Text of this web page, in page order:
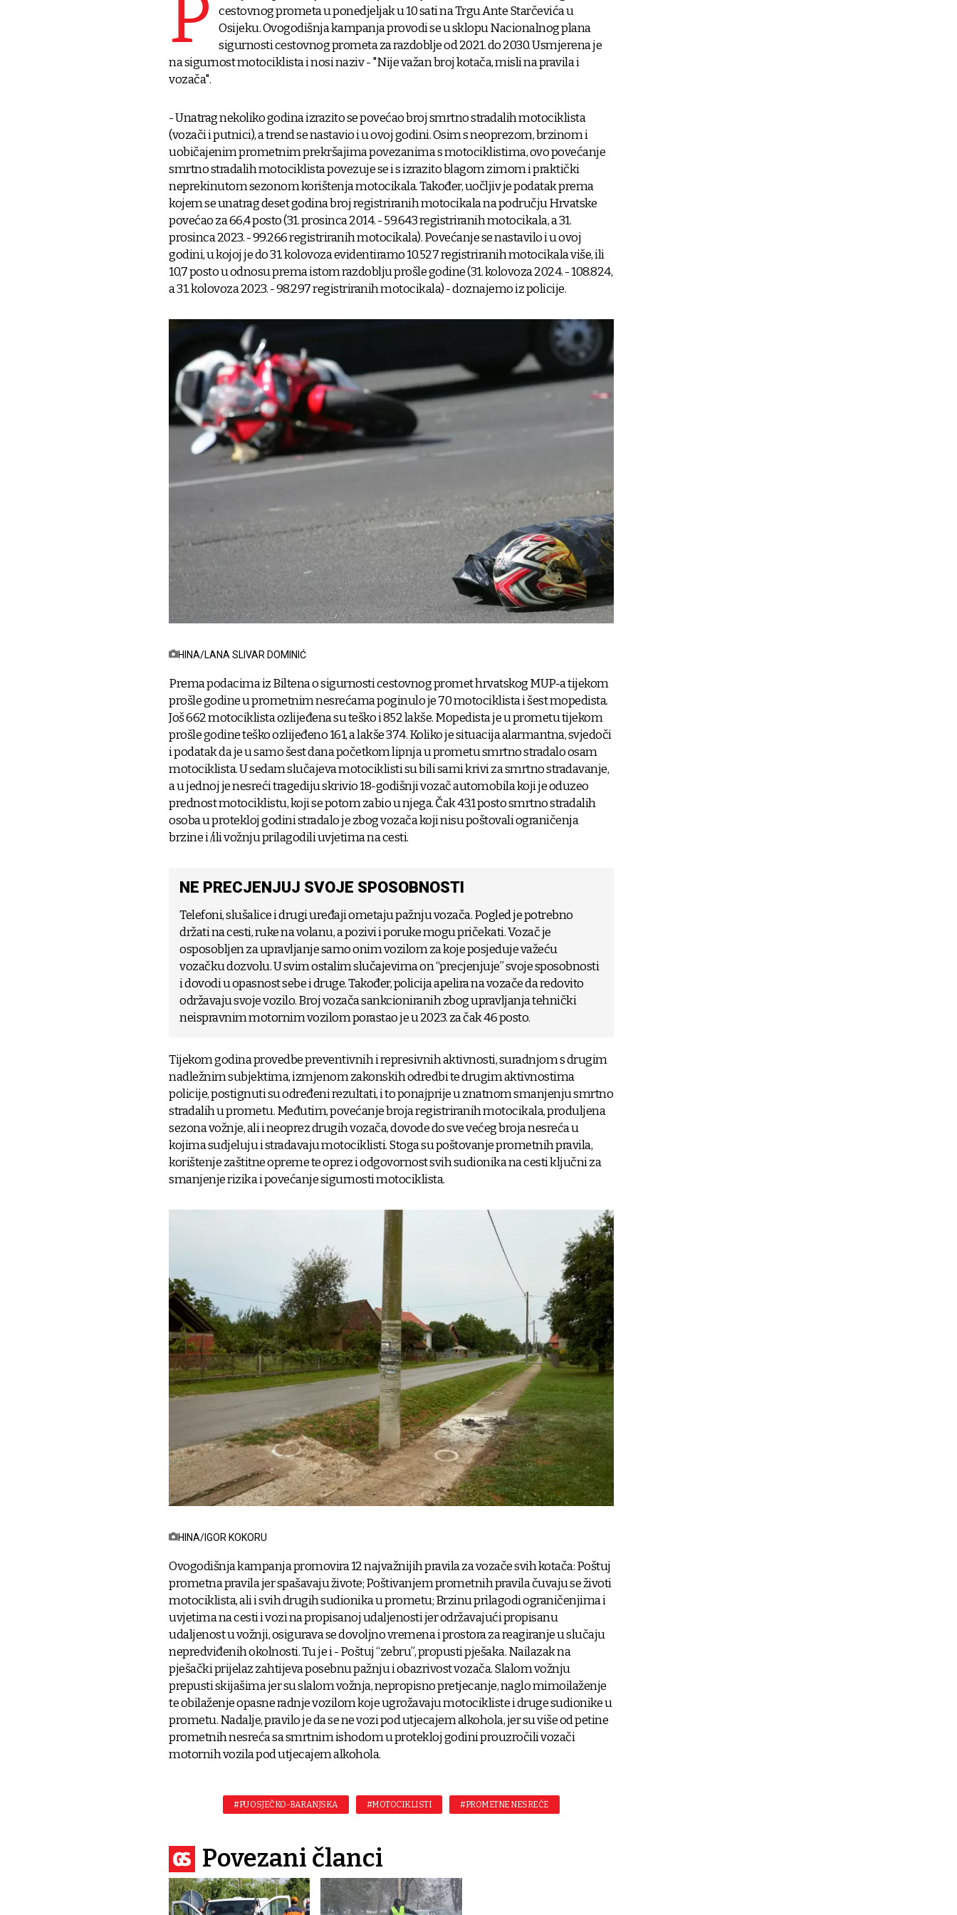
P
cestovnog prometa u ponedjeljak u 10 sati na Trgu Ante Starčevića u
Osijeku. Ovogodišnja kampanja provodi se u sklopu Nacionalnog plana
sigurnosti cestovnog prometa za razdoblje od 2021. do 2030. Usmjerena je
na sigurnost motociklista i nosi naziv - "Nije važan broj kotača, misli na pravila i
vozača".
- Unatrag nekoliko godina izrazito se povećao broj smrtno stradalih motociklista
(vozači i putnici), a trend se nastavio i u ovoj godini. Osim s neoprezom, brzinom i
uobičajenim prometnim prekršajima povezanima s motociklistima, ovo povećanje
smrtno stradalih motociklista povezuje se i s izrazito blagom zimom i praktički
neprekinutom sezonom korištenja motocikala. Također, uočljiv je podatak prema
kojem se unatrag deset godina broj registriranih motocikala na području Hrvatske
povećao za 66,4 posto (31. prosinca 2014. - 59.643 registriranih motocikala, a 31.
prosinca 2023. - 99.266 registriranih motocikala). Povećanje se nastavilo i u ovoj
godini, u kojoj je do 31. kolovoza evidentiramo 10.527 registriranih motocikala više, ili
10,7 posto u odnosu prema istom razdoblju prošle godine (31. kolovoza 2024. - 108.824,
a 31. kolovoza 2023. - 98.297 registriranih motocikala) - doznajemo iz policije.
HINA/LANA SLIVAR DOMINIĆ
Prema podacima iz Biltena o sigurnosti cestovnog promet hrvatskog MUP-a tijekom
prošle godine u prometnim nesrećama poginulo je 70 motociklista i šest mopedista.
Još 662 motociklista ozlijeđena su teško i 852 lakše. Mopedista je u prometu tijekom
prošle godine teško ozlijeđeno 161, a lakše 374. Koliko je situacija alarmantna, svjedoči
i podatak da je u samo šest dana početkom lipnja u prometu smrtno stradalo osam
motociklista. U sedam slučajeva motociklisti su bili sami krivi za smrtno stradavanje,
a u jednoj je nesreći tragediju skrivio 18-godišnji vozač automobila koji je oduzeo
prednost motociklistu, koji se potom zabio u njega. Čak 43,1 posto smrtno stradalih
osoba u protekloj godini stradalo je zbog vozača koji nisu poštovali ograničenja
brzine i /ili vožnju prilagodili uvjetima na cesti.
NE PRECJENJUJ SVOJE SPOSOBNOSTI
Telefoni, slušalice i drugi uređaji ometaju pažnju vozača. Pogled je potrebno
držati na cesti, ruke na volanu, a pozivi i poruke mogu pričekati. Vozač je
osposobljen za upravljanje samo onim vozilom za koje posjeduje važeću
vozačku dozvolu. U svim ostalim slučajevima on “precjenjuje” svoje sposobnosti
i dovodi u opasnost sebe i druge. Također, policija apelira na vozače da redovito
održavaju svoje vozilo. Broj vozača sankcioniranih zbog upravljanja tehnički
neispravnim motornim vozilom porastao je u 2023. za čak 46 posto.
Tijekom godina provedbe preventivnih i represivnih aktivnosti, suradnjom s drugim
nadležnim subjektima, izmjenom zakonskih odredbi te drugim aktivnostima
policije, postignuti su određeni rezultati, i to ponajprije u znatnom smanjenju smrtno
stradalih u prometu. Međutim, povećanje broja registriranih motocikala, produljena
sezona vožnje, ali i neoprez drugih vozača, dovode do sve većeg broja nesreća u
kojima sudjeluju i stradavaju motociklisti. Stoga su poštovanje prometnih pravila,
korištenje zaštitne opreme te oprez i odgovornost svih sudionika na cesti ključni za
smanjenje rizika i povećanje sigurnosti motociklista.
HINA/IGOR KOKORU
Ovogodišnja kampanja promovira 12 najvažnijih pravila za vozače svih kotača: Poštuj
prometna pravila jer spašavaju živote; Poštivanjem prometnih pravila čuvaju se životi
motociklista, ali i svih drugih sudionika u prometu; Brzinu prilagodi ograničenjima i
uvjetima na cesti i vozi na propisanoj udaljenosti jer održavajući propisanu
udaljenost u vožnji, osigurava se dovoljno vremena i prostora za reagiranje u slučaju
nepredviđenih okolnosti. Tu je i - Poštuj “zebru”, propusti pješaka. Nailazak na
pješački prijelaz zahtijeva posebnu pažnju i obazrivost vozača. Slalom vožnju
prepusti skijašima jer su slalom vožnja, nepropisno pretjecanje, naglo mimoilaženje
te obilaženje opasne radnje vozilom koje ugrožavaju motocikliste i druge sudionike u
prometu. Nadalje, pravilo je da se ne vozi pod utjecajem alkohola, jer su više od petine
prometnih nesreća sa smrtnim ishodom u protekloj godini prouzročili vozači
motornih vozila pod utjecajem alkohola.
#PU OSJEČKO-BARANJSKA #MOTOCIKLISTI #PROMETNE NESREĆE
Povezani članci